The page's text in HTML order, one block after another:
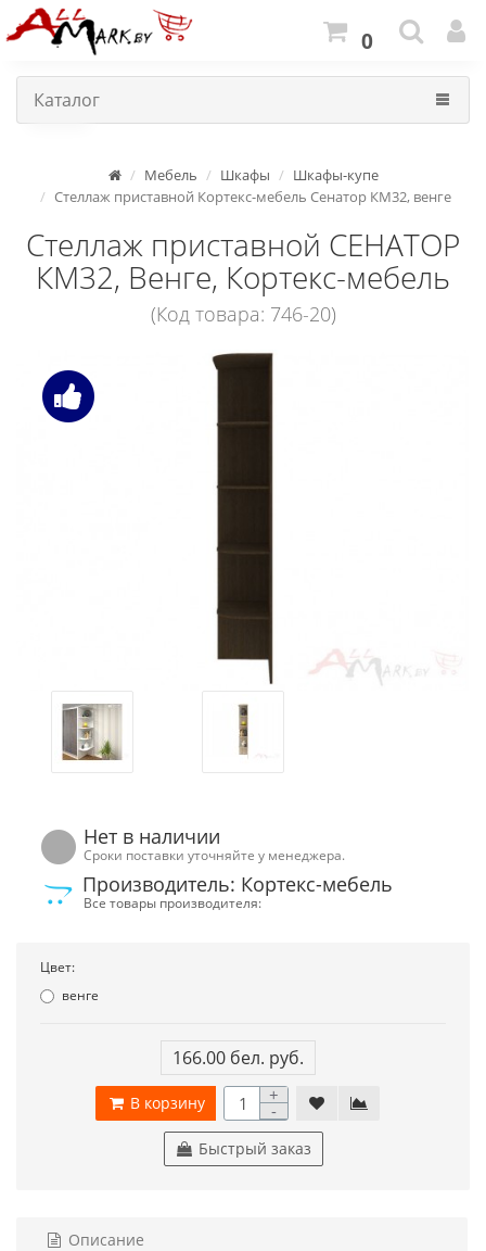
0
Каталог
Мебель Шкафы
Шкафы-купе
Стеллаж приставной Кортекс-мебель Сенатор КМ32, венге
Стеллаж приставной СЕНАТОР
КМ32, Венге, Кортекс-мебель
(Код товара: 746-20)
Нет в наличии
Сроки поставки уточняйте у менеджера.
Производитель: Кортекс-мебель
Все товары производителя:
Цвет:
венге
166.00 бел. руб.
В корзину +
-
Быстрый заказ
Описание